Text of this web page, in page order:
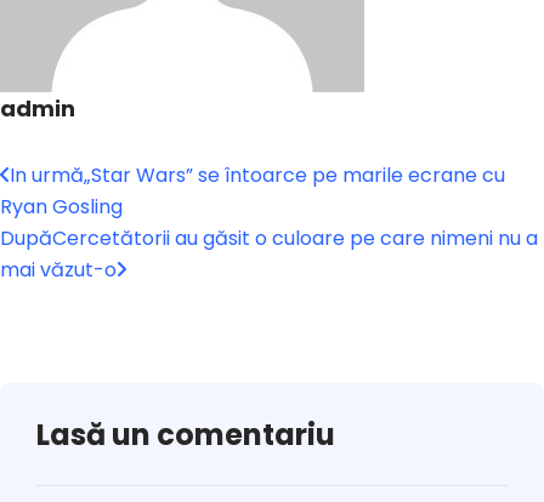
admin
In urmă„Star Wars” se întoarce pe marile ecrane cu
Ryan Gosling
DupăCercetătorii au găsit o culoare pe care nimeni nu a
mai văzut-o
Lasă un comentariu